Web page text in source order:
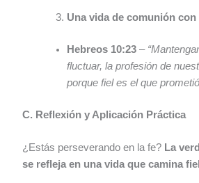
Una vida de comunión
Hebreos 10:23 –
fluctuar, la profesión de
porque fiel es el que
C. Reflexión y Aplicación Práctica
¿Estás perseverando en la fe? La
se refleja en una vida que camina